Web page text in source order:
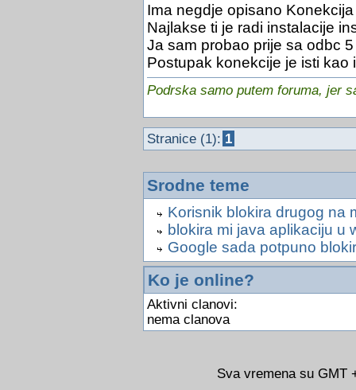
Ima negdje opisano
Najlakse ti je radi instalacije
Ja sam probao prije sa odbc
Postupak konekcije je isti kao
Podrska samo putem foruma, jer
Stranice (1): 1
Srodne teme
Korisnik blokira drugog na
blokira mi java aplikaciju u
Google sada potpuno
Ko je online?
Aktivni clanovi:
nema clanova
Sva vremena su GMT